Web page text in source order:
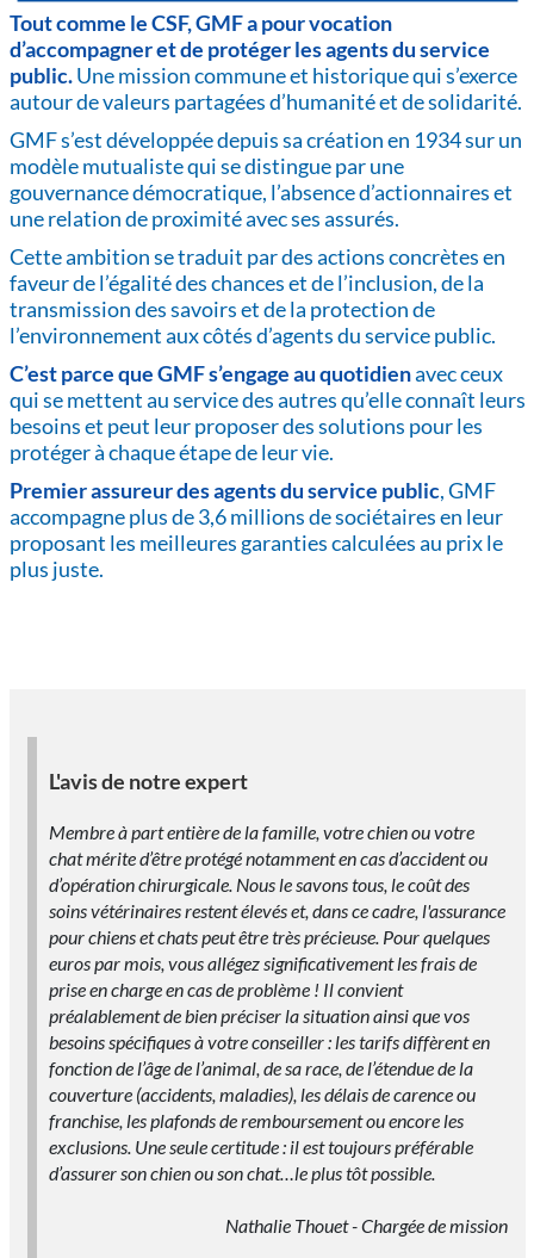
Tout comme le CSF, GMF a pour vocation
d’accompagner et de protéger les agents du service
public.Une mission commune et historique qui s’exerce
autour de valeurs partagées d’humanité et de solidarité.
GMF s’est développée depuis sa création en 1934 sur un
modèle mutualiste qui se distingue par une
gouvernance démocratique, l’absence d’actionnaires et
une relation de proximité avec ses assurés.
Cette ambition se traduit par des actions concrètes en
faveur de l’égalité des chances et de l’inclusion, de la
transmission des savoirs et de la protection de
l’environnement aux côtés d’agents du service public.
C’est parce que GMF s’engage au quotidienavec ceux
qui se mettent au service des autres qu’elle connaît leurs
besoins et peut leur proposer des solutions pour les
protéger à chaque étape de leur vie.
Premier assureur des agents du service public, GMF
accompagne plus de 3,6 millions de sociétaires en leur
proposant les meilleures garanties calculées au prix le
plus juste.
L'avis de notre expert
Membre à part entière de la famille, votre chien ou votre
chat mérite d’être protégé notamment en cas d’accident ou
d’opération chirurgicale. Nous le savons tous, le coût des
soins vétérinaires restent élevés et, dans ce cadre, l'assurance
pour chiens et chats peut être très précieuse. Pour quelques
euros par mois, vous allégez significativement les frais de
prise en charge en cas de problème ! Il convient
préalablement de bien préciser la situation ainsi que vos
besoins spécifiques à votre conseiller : les tarifs diffèrent en
fonction de l’âge de l’animal, de sa race, de l’étendue de la
couverture (accidents, maladies), les délais de carence ou
franchise, les plafonds de remboursement ou encore les
exclusions. Une seule certitude : il est toujours préférable
d’assurer son chien ou son chat…le plus tôt possible.
Nathalie Thouet - Chargée de mission